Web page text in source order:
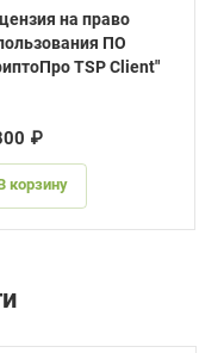
на право
ПО
TSP Client"
₽
корзину